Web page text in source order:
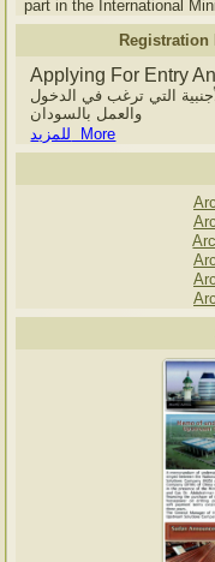
part in the International
Registration
Applying For Entry
التي ترغب في الدخول
والعمل بالسودان
للمزيد More